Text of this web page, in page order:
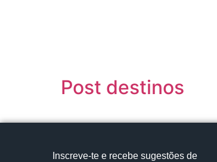
Post destinos
Inscreve‑te e recebe sugestões de